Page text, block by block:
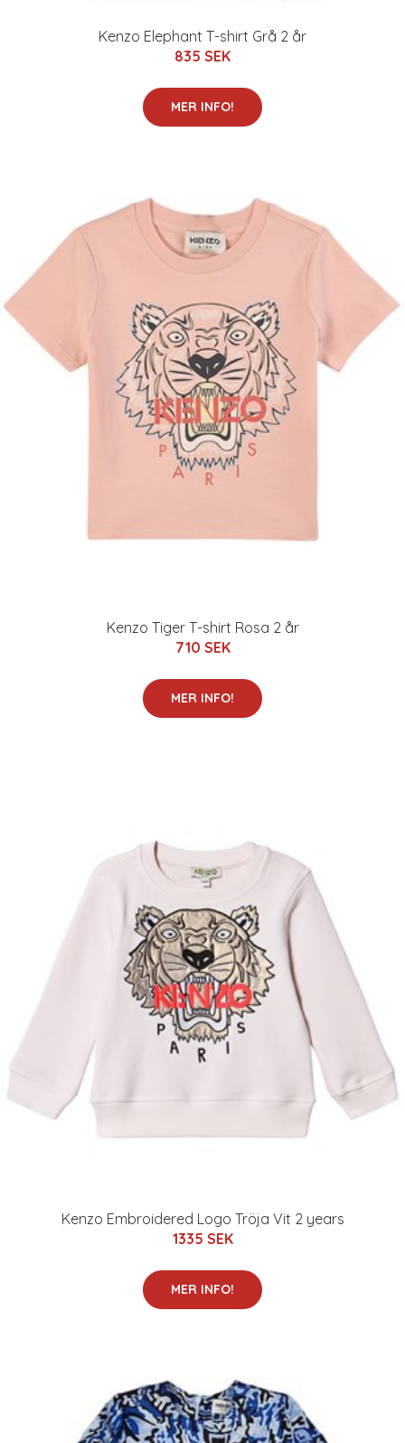
Kenzo Elephant T-shirt Grå 2 år
835 SEK
MER INFO!
Kenzo Tiger T-shirt Rosa 2 år
710 SEK
MER INFO!
Kenzo Embroidered Logo Tröja Vit 2 years
1335 SEK
MER INFO!